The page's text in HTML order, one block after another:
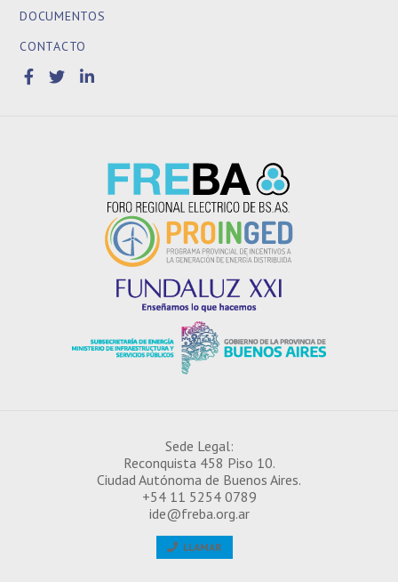
DOCUMENTOS
CONTACTO
Sede Legal:
Reconquista 458 Piso 10.
Ciudad Autónoma de Buenos Aires.
+54 11 5254 0789
ide@freba.org.ar
LLAMAR